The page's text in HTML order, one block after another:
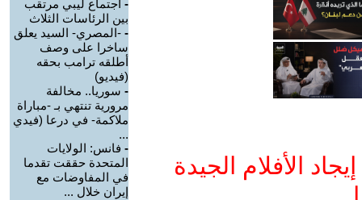
الأفلام الجيدة
- اجتماع ليبي مرتقب
بين الرئاسات الثلاث
- -المصري- السيد يعلق
ساخرا على وصف
أطلقه ترامب بحقه
(فيديو)
- سوريا.. مخالفة
مرورية تنتهي بـ -مباراة
ملاكمة- في درعا (فيدي
...
- فانس: الولايات
المتحدة حققت تقدما
في المفاوضات مع
إيران خلال ...